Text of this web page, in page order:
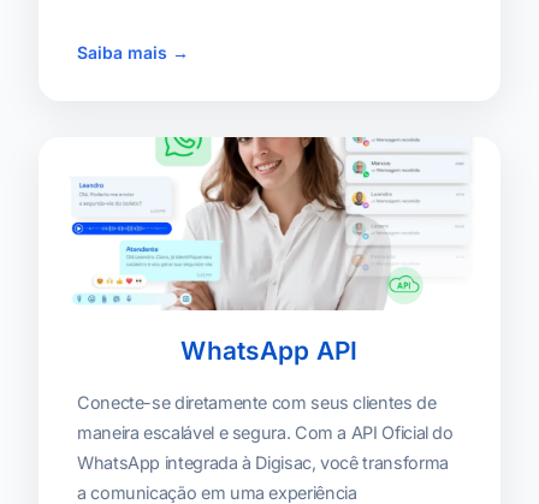
Saiba mais →
WhatsApp API
Conecte-se diretamente com seus clientes de
maneira escalável e segura. Com a API Oficial do
WhatsApp integrada à Digisac, você transforma
a comunicação em uma experiência